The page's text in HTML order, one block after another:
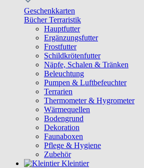
Geschenkkarten
Bücher Terraristik
Hauptfutter
Ergänzungsfutter
Frostfutter
Schildkrötenfutter
Näpfe, Schalen & Tränken
Beleuchtung
Pumpen & Luftbefeuchter
Terrarien
Thermometer & Hygrometer
Wärmequellen
Bodengrund
Dekoration
Faunaboxen
Pflege & Hygiene
Zubehör
Kleintier